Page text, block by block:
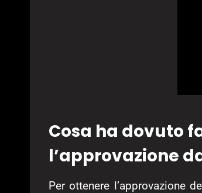
Cosa ha dovuto
l’approvazione
Per ottenere l’approvazione